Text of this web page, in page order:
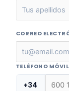
CORREO
TELÉFONO MÓVIL
+34